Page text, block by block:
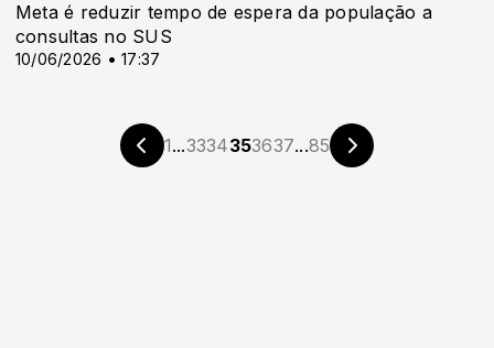
10/06/2026 • 17:37
Meta é reduzir tempo de espera da população a
consultas no SUS
1...3334353637...85